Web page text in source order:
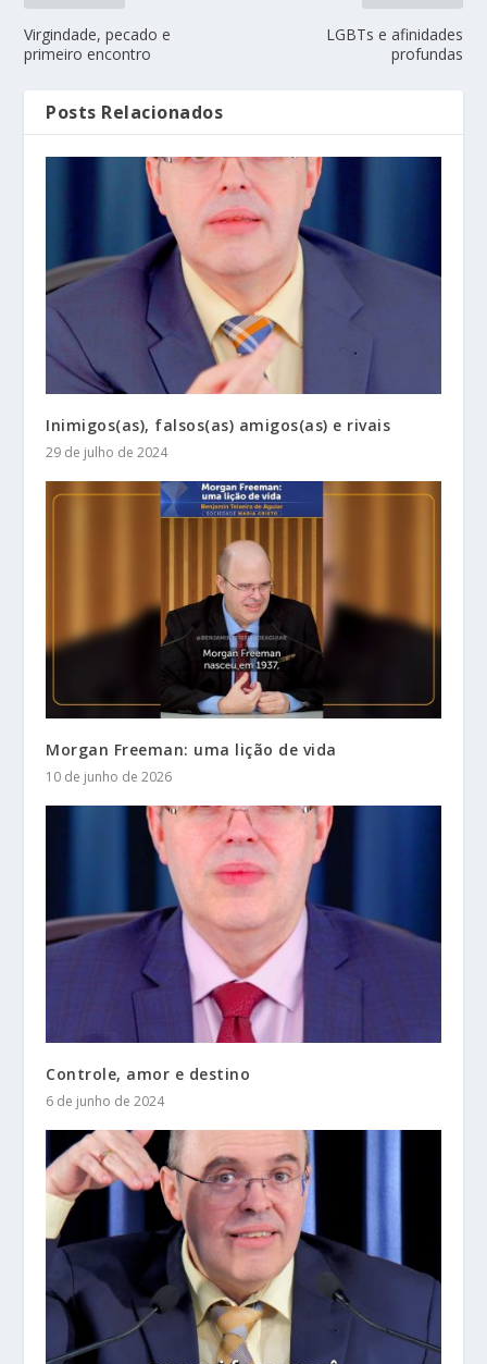
Virgindade, pecado e
primeiro encontro
LGBTs e afinidades
profundas
Posts Relacionados
Inimigos(as), falsos(as) amigos(as) e rivais
29 de julho de 2024
Morgan Freeman: uma lição de vida
10 de junho de 2026
Controle, amor e destino
6 de junho de 2024